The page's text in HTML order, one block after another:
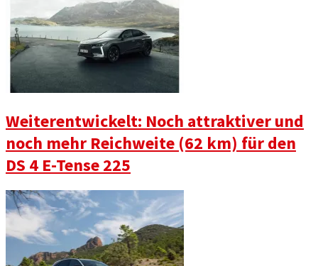
Weiterentwickelt: Noch attraktiver und
noch mehr Reichweite (62 km) für den
DS 4 E-Tense 225